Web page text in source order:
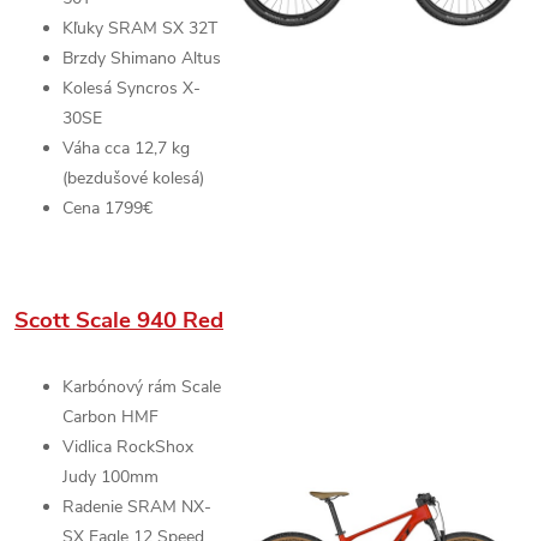
Kľuky SRAM SX 32T
Brzdy Shimano Altus
Kolesá Syncros X-
30SE
Váha cca 12,7 kg
(bezdušové kolesá)
Cena 1799€
Scott Scale 940 Red
Karbónový rám Scale
Carbon HMF
Vidlica RockShox
Judy 100mm
Radenie SRAM NX-